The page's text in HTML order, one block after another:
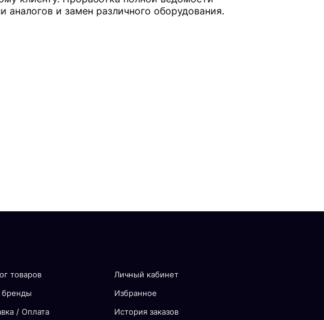
аналогов и замен различного оборудования.
товаров
/ Оплата
Личный кабинет
Избранное
История заказов